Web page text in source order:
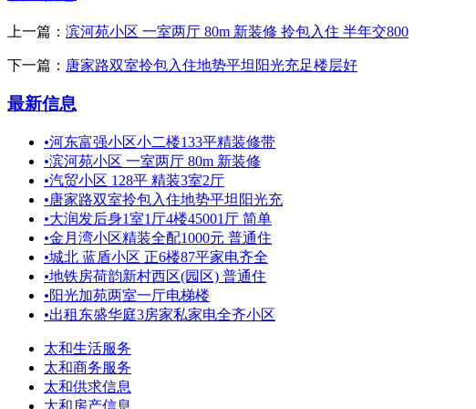
上一篇： 滨河苑小区 一室两厅 80m 新装修 拎包入住 半年交800
下一篇： 唐家路双室拎包入住地势平坦阳光充足楼层好
最新信息
•河东富强小区小二楼133平精装修带
•滨河苑小区 一室两厅 80m 新装修
•汽贸小区 128平 精装3室2厅
•唐家路双室拎包入住地势平坦阳光充
•大润发后身1室1厅4楼45001厅 简单
•金月湾小区精装全配1000元 普通住
•城北 蓝盾小区 正6楼87平家电齐全
•地铁房荷韵新村西区(园区) 普通住
•阳光加苑两室一厅电梯楼
•出租东盛华庭3房家私家电全齐小区
太和生活服务
太和商务服务
太和供求信息
太和房产信息